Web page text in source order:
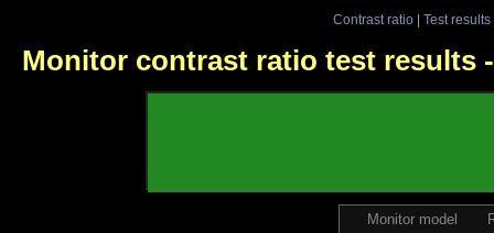
Contrast ratio| Test results
Monitor contrast ratio test results
Monitor model